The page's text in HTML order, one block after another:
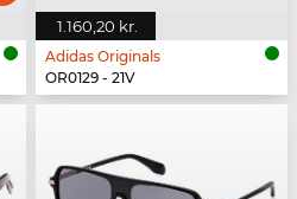
1.160,20 kr.
Adidas Originals
OR0129 - 21V